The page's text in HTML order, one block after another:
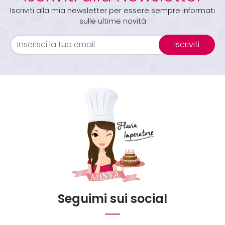
Iscriviti alla mia newsletter per essere sempre informati
sulle ultime novità
Iscriviti
Seguimi sui social